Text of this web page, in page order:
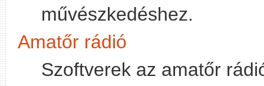
művészkedéshez.
Amatőr rádió
Szoftverek az amatőr